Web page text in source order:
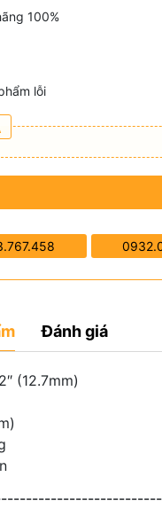
100%
lỗi
Đánh giá
(12.7mm)